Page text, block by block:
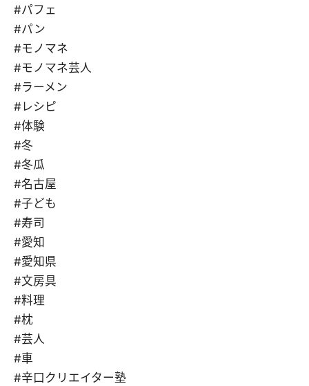
#パフェ
#パン
#モノマネ
#モノマネ芸人
#ラーメン
#レシピ
#体験
#冬
#冬瓜
#名古屋
#子ども
#寿司
#愛知
#愛知県
#文房具
#料理
#枕
#芸人
#車
#辛口クリエイター塾